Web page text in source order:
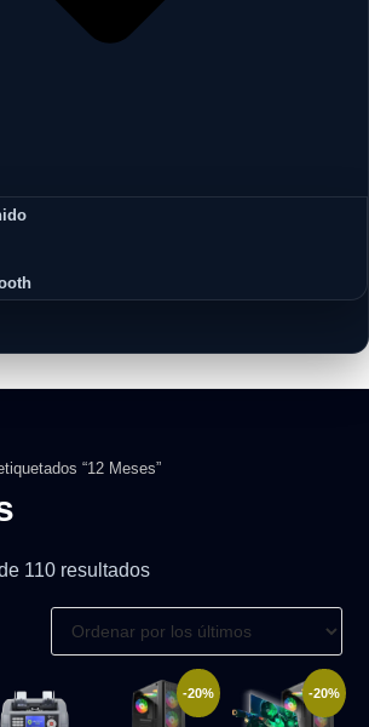
“12 Meses”
110 resultadosOrdenado
los
últimos
-20% -20%